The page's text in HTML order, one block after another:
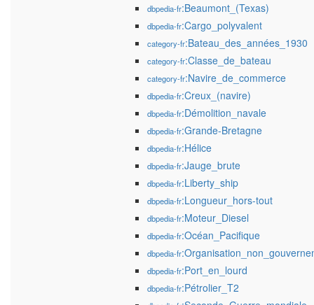
dbpedia-fr:Beaumont_(Texas)
dbpedia-fr:Cargo_polyvalent
category-fr:Bateau_des_années_1930
category-fr:Classe_de_bateau
category-fr:Navire_de_commerce
dbpedia-fr:Creux_(navire)
dbpedia-fr:Démolition_navale
dbpedia-fr:Grande-Bretagne
dbpedia-fr:Hélice
dbpedia-fr:Jauge_brute
dbpedia-fr:Liberty_ship
dbpedia-fr:Longueur_hors-tout
dbpedia-fr:Moteur_Diesel
dbpedia-fr:Océan_Pacifique
dbpedia-fr
dbpedia-fr:Port_en_lourd
dbpedia-fr:Pétrolier_T2